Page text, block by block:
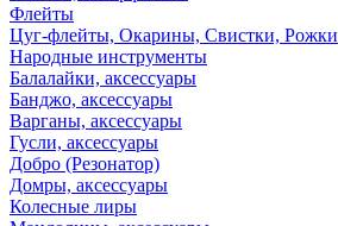
Флейты
Цуг-флейты, Окарины, Свистки, Рожки
Народные инструменты
Балалайки, аксессуары
Банджо, аксессуары
Варганы, аксессуары
Гусли, аксессуары
Добро (Резонатор)
Домры, аксессуары
Колесные лиры